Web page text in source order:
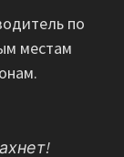
по
местам